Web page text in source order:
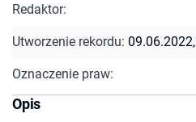
Redaktor:
Utworzenie rekordu:
Oznaczenie praw:
Opis